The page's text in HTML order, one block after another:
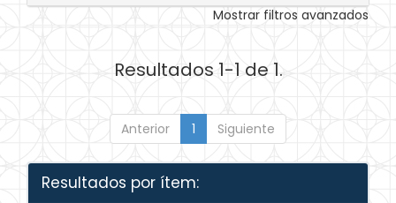
Mostrar filtros avanzados
Resultados 1-1 de 1.
Anterior 1 Siguiente
Resultados por ítem: